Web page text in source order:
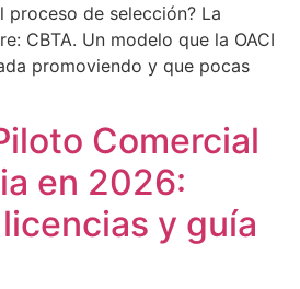
proceso de selección? La
CBTA. Un modelo que la OACI
promoviendo y que pocas
Comercial
en 2026:
y guía